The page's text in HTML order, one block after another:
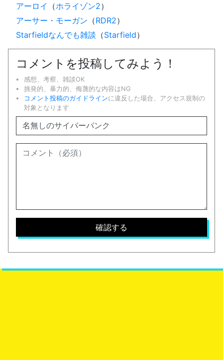
アーロイ
（ホライゾン2）
アーサー・モーガン （RDR2）
Starfieldなんでも雑談 （Starfield）
コメントを投稿してみよう！
感想、考察、雑談OK
挑発的、暴力的、侮蔑的な内容はNG
コメント投稿のガイドラインに違反した場合、アクセス規制の
対象となります